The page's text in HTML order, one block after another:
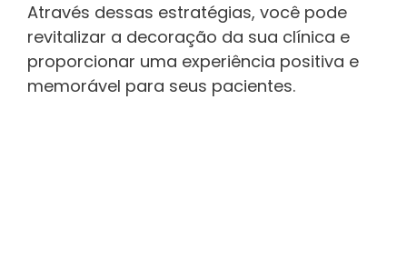
Através dessas estratégias, você pode
revitalizar a decoração da sua clínica e
proporcionar uma experiência positiva e
memorável para seus pacientes.